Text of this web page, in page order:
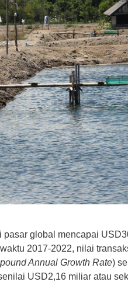
global mencapai
2017-2022, nilai
Annual Growth Rate)
USD2,16 miliar atau